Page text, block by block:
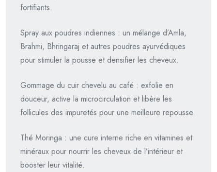
fortifiants.
Spray aux poudres indiennes : un mélange d’Amla,
Brahmi, Bhringaraj et autres poudres ayurvédiques
pour stimuler la pousse et densifier les cheveux.
Gommage du cuir chevelu au café : exfolie en
douceur, active la microcirculation et libère les
follicules des impuretés pour une meilleure repousse.
Thé Moringa : une cure interne riche en vitamines et
minéraux pour nourrir les cheveux de l’intérieur et
booster leur vitalité.